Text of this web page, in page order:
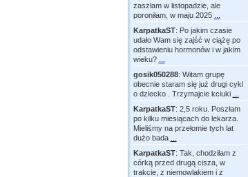
zaszłam w listopadzie, ale
poroniłam, w maju 2025
KarpatkaST: Po jakim czasie
udało Wam się zajść w ciążę po
odstawieniu hormonów i w jakim
wieku?
gosik050288: Witam grupę
obecnie staram się już drugi cykl
o dziecko . Trzymajcie kciuki
KarpatkaST: 2,5 roku. Poszłam
po kilku miesiącach do lekarza.
Mieliśmy na przełomie tych lat
dużo bada
KarpatkaST: Tak, chodziłam z
córką przed drugą cisza, w
trakcie, z niemowlakiem i z